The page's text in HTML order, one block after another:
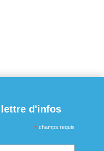
d'infos
* champs requis